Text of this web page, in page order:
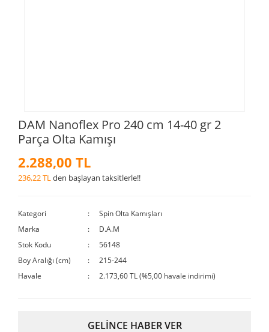
DAM Nanoflex Pro 240 cm 14-40 gr 2
Parça Olta Kamışı
2.288,00 TL
236,22 TLden başlayan taksitlerle!!
Kategori
Spin Olta Kamışları
Marka
D.A.M
Stok Kodu
56148
Boy Aralığı (cm)
215-244
Havale
2.173,60 TL (%5,00 havale indirimi)
GELİNCE HABER VER